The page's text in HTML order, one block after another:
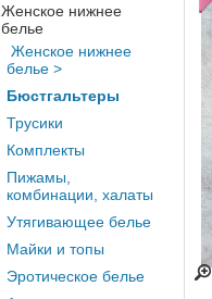
Женское нижнее
белье
Женское нижнее
белье >
Бюстгальтеры
Трусики
Комплекты
Пижамы,
комбинации, халаты
Утягивающее белье
Майки и топы
Эротическое белье